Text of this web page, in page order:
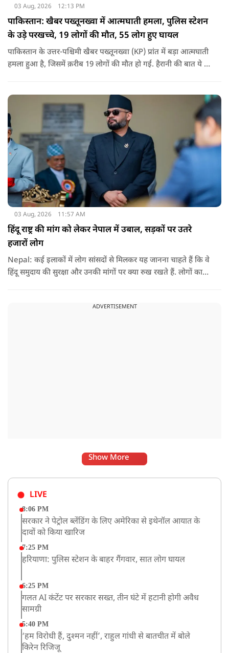
03 Aug, 2026 12:13 PM
पाकिस्तान: खैबर पख्तूनख्वा में आत्मघाती हमला, पुलिस स्टेशन
के उड़े परखच्चे, 19 लोगों की मौत, 55 लोग हुए घायल
पाकिस्तान के उत्तर-पश्चिमी खैबर पख्तूनख्वा (KP) प्रांत में बड़ा आत्मघाती
हमला हुआ है, जिसमें क़रीब 19 लोगों की मौत हो गई. हैरानी की बात ये है
03 Aug, 2026 11:57 AM
हिंदू राष्ट्र की मांग को लेकर नेपाल में उबाल, सड़कों पर उतरे
हजारों लोग
Nepal: कई इलाकों में लोग सांसदों से मिलकर यह जानना चाहते हैं कि वे
हिंदू समुदाय की सुरक्षा और उनकी मांगों पर क्या रुख रखते हैं. लोगों का
बात रखें और संसद में भी उनकी आवाज उठाएं.
ADVERTISEMENT
Show More
LIVE
8:06 PM
सरकार ने पेट्रोल ब्लेंडिंग के लिए अमेरिका से इथेनॉल आयात के
दावों को किया खारिज
7:25 PM
हरियाणा: पुलिस स्टेशन के बाहर गैंगवार, सात लोग घायल
6:25 PM
गलत AI कंटेंट पर सरकार सख्त, तीन घंटे में हटानी होगी अवैध
सामग्री
5:40 PM
‘हम विरोधी हैं, दुश्मन नहीं’, राहुल गांधी से बातचीत में बोले
किरेन रिजिजू